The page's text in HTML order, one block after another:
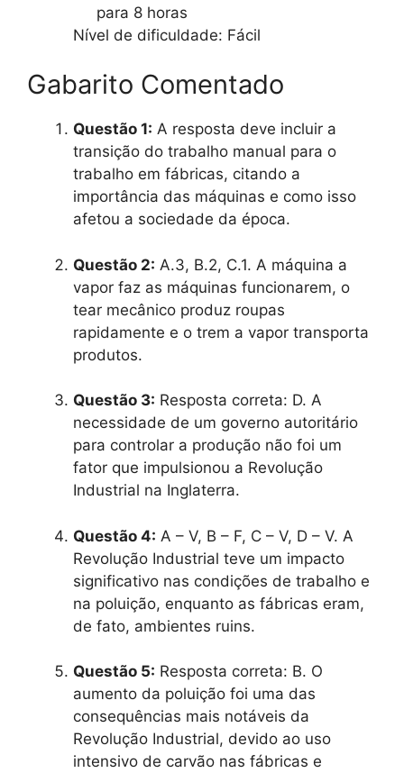
para 8 horas
Nível de dificuldade: Fácil
Gabarito Comentado
Questão 1: A resposta deve incluir a
transição do trabalho manual para o
trabalho em fábricas, citando a
importância das máquinas e como isso
afetou a sociedade da época.
Questão 2: A.3, B.2, C.1. A máquina a
vapor faz as máquinas funcionarem, o
tear mecânico produz roupas
rapidamente e o trem a vapor transporta
produtos.
Questão 3: Resposta correta: D. A
necessidade de um governo autoritário
para controlar a produção não foi um
fator que impulsionou a Revolução
Industrial na Inglaterra.
Questão 4: A – V, B – F, C – V, D – V. A
Revolução Industrial teve um impacto
significativo nas condições de trabalho e
na poluição, enquanto as fábricas eram,
de fato, ambientes ruins.
Questão 5: Resposta correta: B. O
aumento da poluição foi uma das
consequências mais notáveis da
Revolução Industrial, devido ao uso
intensivo de carvão nas fábricas e